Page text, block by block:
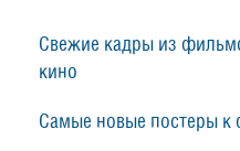
Свежие кадры из
кино
Самые новые постеры